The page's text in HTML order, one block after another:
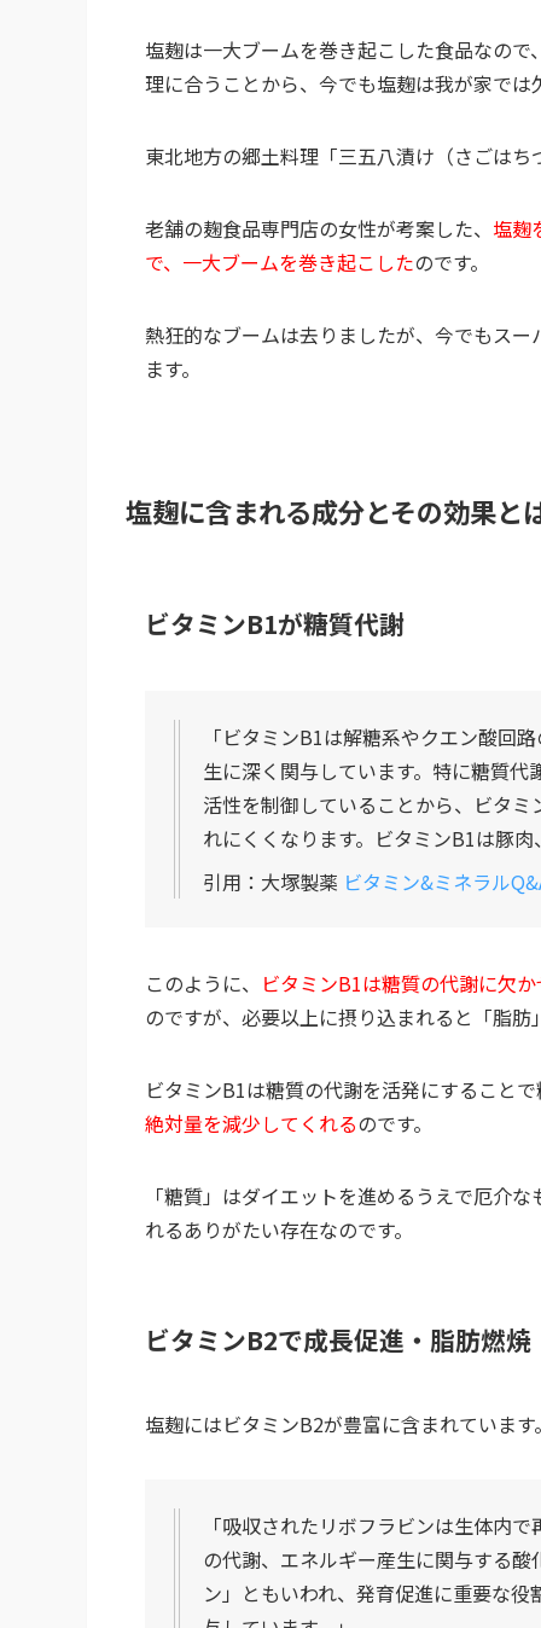
塩麹は一大ブームを巻き起こした食品なの
理に合うことから、今でも塩麹は我が家で
東北地方の郷土料理「三五八漬け（さごは
老舗の麹食品専門店の女性が考案した、 塩麹
で、一大ブームを巻き起こしたのです。
熱狂的なブームは去りましたが、今でもス
ます。
塩麹に含まれる成分とその効果と
ビタミンB1が糖質代謝
「ビタミンB1は解糖系やクエン酸回
生に深く関与しています。特に糖質
活性を制御していることから、ビタ
れにくくなります。ビタミンB1は豚
引用：大塚製薬 ビタミン&ミネラル
このように、 ビタミンB1は糖質の代謝に欠
のですが、必要以上に摂り込まれると「脂
ビタミンB1は糖質の代謝を活発にすること
絶対量を減少してくれるのです。
「糖質」はダイエットを進めるうえで厄介
れるありがたい存在なのです。
ビタミンB2で成長促進・脂肪燃焼
塩麹にはビタミンB2が豊富に含まれています
「吸収されたリボフラビンは生体内
の代謝、エネルギー産生に関与する
ン」ともいわれ、発育促進に重要な